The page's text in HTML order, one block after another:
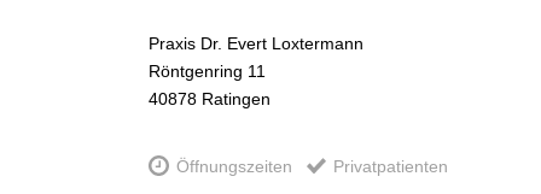
Praxis Dr. Evert Loxtermann
Röntgenring 11
40878 Ratingen
Öffnungszeiten Privatpatienten